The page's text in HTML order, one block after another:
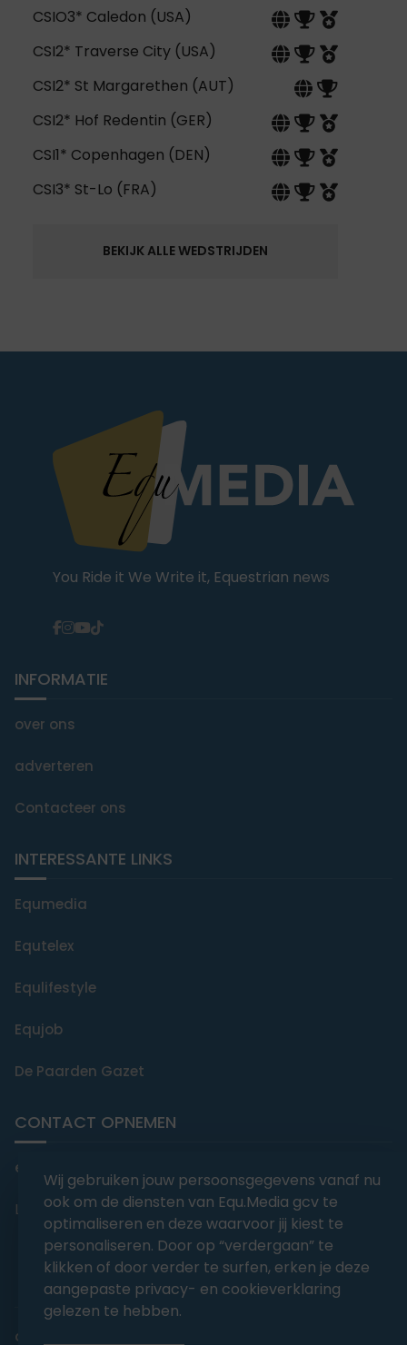
CSIO3* Caledon (USA)
CSI2* Traverse City (USA)
CSI2* St Margarethen (AUT)
CSI2* Hof Redentin (GER)
CSI1* Copenhagen (DEN)
CSI3* St-Lo (FRA)
BEKIJK ALLE WEDSTRIJDEN
You Ride it We Write it, Equestrian news
INFORMATIE
over ons
adverteren
Contacteer ons
INTERESSANTE LINKS
Equmedia
Equtelex
Equlifestyle
Equjob
De Paarden Gazet
CONTACT OPNEMEN
editorial@equmedia.be
Langendamdreef 22 9880 Aalter België
abonnementsvoorwaarden
Wij gebruiken jouw persoonsgegevens vanaf nu
ook om de diensten van Equ.Media gcv te
optimaliseren en deze waarvoor jij kiest te
personaliseren. Door op “verdergaan” te
klikken of door verder te surfen, erken je deze
aangepaste privacy- en cookieverklaring
gelezen te hebben.